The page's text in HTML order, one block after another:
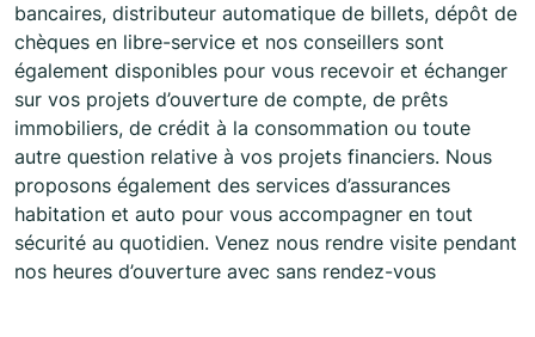
bancaires, distributeur automatique de billets, dépôt de
chèques en libre-service et nos conseillers sont
également disponibles pour vous recevoir et échanger
sur vos projets d’ouverture de compte, de prêts
immobiliers, de crédit à la consommation ou toute
autre question relative à vos projets financiers. Nous
proposons également des services d’assurances
habitation et auto pour vous accompagner en tout
sécurité au quotidien. Venez nous rendre visite pendant
nos heures d’ouverture avec sans rendez-vous